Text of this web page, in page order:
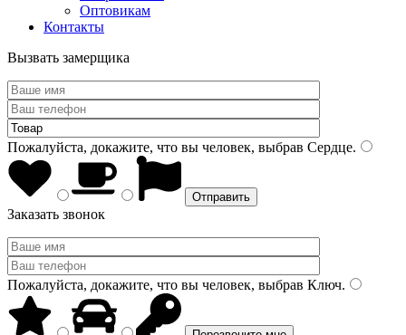
Оптовикам
Контакты
Вызвать замерщика
Пожалуйста, докажите, что вы человек, выбрав Сердце.
Заказать звонок
Пожалуйста, докажите, что вы человек, выбрав Ключ.